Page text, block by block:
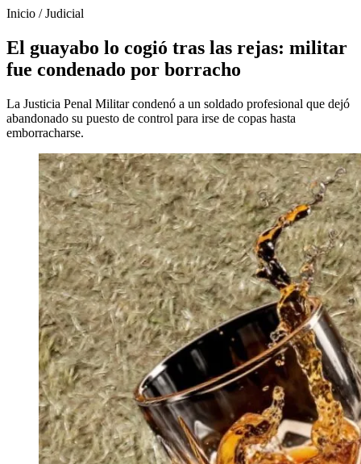
Inicio /Judicial
El guayabo lo cogió tras las rejas: militar
fue condenado por borracho
La Justicia Penal Militar condenó a un soldado profesional que dejó
abandonado su puesto de control para irse de copas hasta
emborracharse.